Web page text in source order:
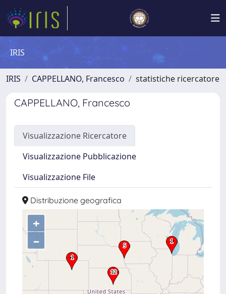
IRIS
IRIS CAPPELLANO, Francesco statistiche ricercatore
CAPPELLANO, Francesco
Visualizzazione Ricercatore
Visualizzazione Pubblicazione
Visualizzazione File
Distribuzione geografica
+
–